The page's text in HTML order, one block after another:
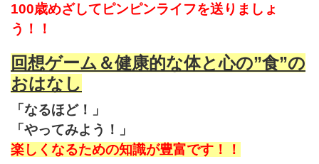
100歳めざしてピンピンライフを送りましょ
う！！
回想ゲーム＆健康的な体と心の”食”の
おはなし
「なるほど！」
「やってみよう！」
楽しくなるための知識が豊富です！！